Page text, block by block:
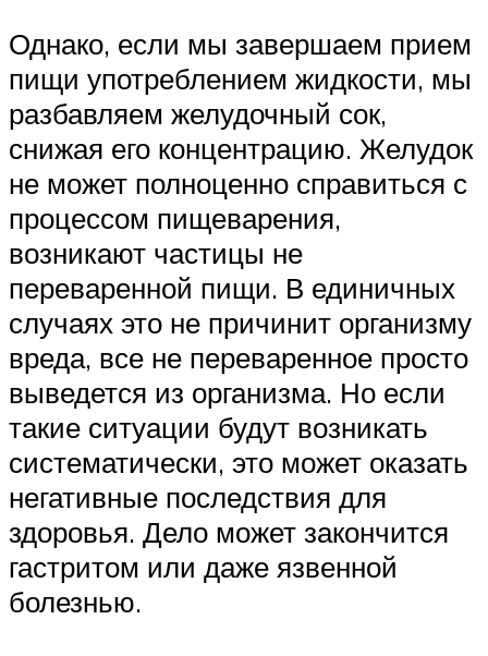
Однако, если мы завершаем прием
пищи употреблением жидкости, мы
разбавляем желудочный сок,
снижая его концентрацию. Желудок
не может полноценно справиться с
процессом пищеварения,
возникают частицы не
переваренной пищи. В единичных
случаях это не причинит организму
вреда, все не переваренное просто
выведется из организма. Но если
такие ситуации будут возникать
систематически, это может оказать
негативные последствия для
здоровья. Дело может закончится
гастритом или даже язвенной
болезнью.